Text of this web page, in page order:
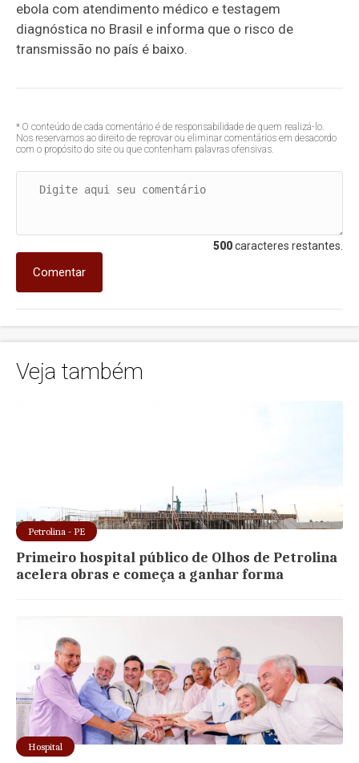
ebola com atendimento médico e testagem
diagnóstica no Brasil e informa que o risco de
transmissão no país é baixo.
* O conteúdo de cada comentário é de responsabilidade de quem realizá-lo.
Nos reservamos ao direito de reprovar ou eliminar comentários em desacordo
com o propósito do site ou que contenham palavras ofensivas.
500caracteres restantes.
Comentar
Veja também
Petrolina - PE
Primeiro hospital público de Olhos de Petrolina
acelera obras e começa a ganhar forma
Hospital